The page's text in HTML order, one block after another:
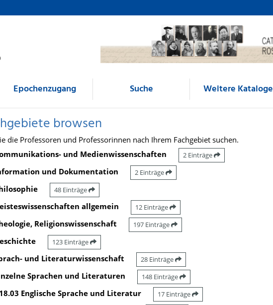
Epochenzugang Suche Weitere Kataloge
browsen
die Professoren und Professorinnen nach Ihrem Fachgebiet suchen.
und Medienwissenschaften
2 Einträge
und Dokumentation 2 Einträge
48 Einträge
allgemein 12 Einträge
Religionswissenschaft 197 Einträge
123 Einträge
und Literaturwissenschaft 28 Einträge
Sprachen und Literaturen 148 Einträge
18.03 Englische Sprache und Literatur 17 Einträge